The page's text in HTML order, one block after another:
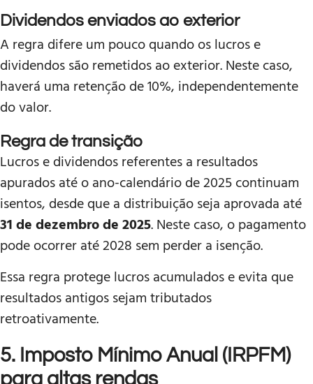
Dividendos enviados ao exterior
A regra difere um pouco quando os lucros e
dividendos são remetidos ao exterior. Neste caso,
haverá uma retenção de 10%, independentemente
do valor.
Regra de transição
Lucros e dividendos referentes a resultados
apurados até o ano-calendário de 2025 continuam
isentos, desde que a distribuição seja aprovada até
31 de dezembro de 2025. Neste caso, o pagamento
pode ocorrer até 2028 sem perder a isenção.
Essa regra protege lucros acumulados e evita que
resultados antigos sejam tributados
retroativamente.
5. Imposto Mínimo Anual (IRPFM)
para altas rendas